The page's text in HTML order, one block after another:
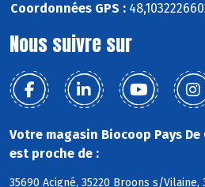
Coordonnées GPS :
Nous suivre sur
Votre magasin Biocoop Pays
est proche de :
35690 Acigné, 35220 Broons s/Vilaine,